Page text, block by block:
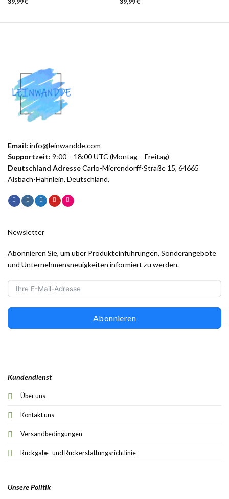
Email: info@leinwandde.com
Supportzeit: 9:00 – 18:00 UTC (Montag – Freitag)
Deutschland AdresseCarlo-Mierendorff-Straße 15, 64665
Alsbach-Hähnlein, Deutschland.
Kundendienst
Über uns
Kontakt uns
Versandbedingungen
Rückgabe- und Rückerstattungsrichtlinie
Unsere Politik
Newsletter
Abonnieren Sie, um über Produkteinführungen, Sonderangebote
und Unternehmensneuigkeiten informiert zu werden.
Abonnieren